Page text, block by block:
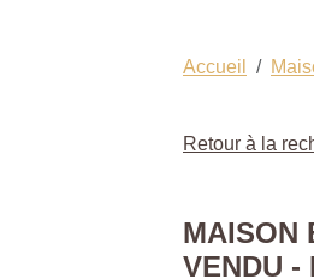
Accueil
Retour à la
MAISON
VENDU -